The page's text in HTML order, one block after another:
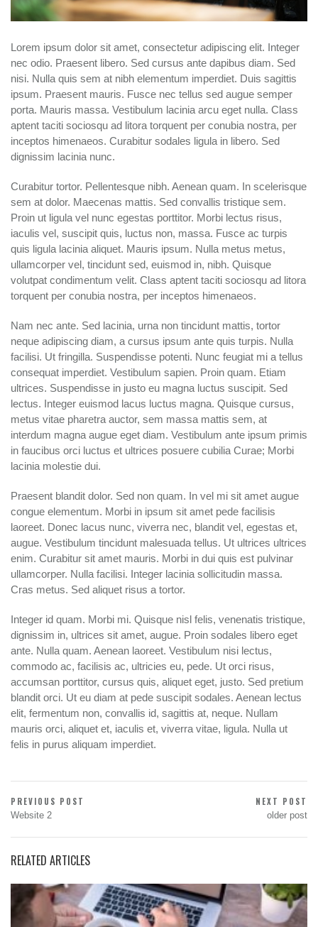
Lorem ipsum dolor sit amet, consectetur adipiscing elit. Integer
nec odio. Praesent libero. Sed cursus ante dapibus diam. Sed
nisi. Nulla quis sem at nibh elementum imperdiet. Duis sagittis
ipsum. Praesent mauris. Fusce nec tellus sed augue semper
porta. Mauris massa. Vestibulum lacinia arcu eget nulla. Class
aptent taciti sociosqu ad litora torquent per conubia nostra, per
inceptos himenaeos. Curabitur sodales ligula in libero. Sed
dignissim lacinia nunc.
Curabitur tortor. Pellentesque nibh. Aenean quam. In scelerisque
sem at dolor. Maecenas mattis. Sed convallis tristique sem.
Proin ut ligula vel nunc egestas porttitor. Morbi lectus risus,
iaculis vel, suscipit quis, luctus non, massa. Fusce ac turpis
quis ligula lacinia aliquet. Mauris ipsum. Nulla metus metus,
ullamcorper vel, tincidunt sed, euismod in, nibh. Quisque
volutpat condimentum velit. Class aptent taciti sociosqu ad litora
torquent per conubia nostra, per inceptos himenaeos.
Nam nec ante. Sed lacinia, urna non tincidunt mattis, tortor
neque adipiscing diam, a cursus ipsum ante quis turpis. Nulla
facilisi. Ut fringilla. Suspendisse potenti. Nunc feugiat mi a tellus
consequat imperdiet. Vestibulum sapien. Proin quam. Etiam
ultrices. Suspendisse in justo eu magna luctus suscipit. Sed
lectus. Integer euismod lacus luctus magna. Quisque cursus,
metus vitae pharetra auctor, sem massa mattis sem, at
interdum magna augue eget diam. Vestibulum ante ipsum primis
in faucibus orci luctus et ultrices posuere cubilia Curae; Morbi
lacinia molestie dui.
Praesent blandit dolor. Sed non quam. In vel mi sit amet augue
congue elementum. Morbi in ipsum sit amet pede facilisis
laoreet. Donec lacus nunc, viverra nec, blandit vel, egestas et,
augue. Vestibulum tincidunt malesuada tellus. Ut ultrices ultrices
enim. Curabitur sit amet mauris. Morbi in dui quis est pulvinar
ullamcorper. Nulla facilisi. Integer lacinia sollicitudin massa.
Cras metus. Sed aliquet risus a tortor.
Integer id quam. Morbi mi. Quisque nisl felis, venenatis tristique,
dignissim in, ultrices sit amet, augue. Proin sodales libero eget
ante. Nulla quam. Aenean laoreet. Vestibulum nisi lectus,
commodo ac, facilisis ac, ultricies eu, pede. Ut orci risus,
accumsan porttitor, cursus quis, aliquet eget, justo. Sed pretium
blandit orci. Ut eu diam at pede suscipit sodales. Aenean lectus
elit, fermentum non, convallis id, sagittis at, neque. Nullam
mauris orci, aliquet et, iaculis et, viverra vitae, ligula. Nulla ut
felis in purus aliquam imperdiet.
Post
PREVIOUS POST
Previous
Website 2
NEXT POST
Next
older post
RELATED ARTICLES